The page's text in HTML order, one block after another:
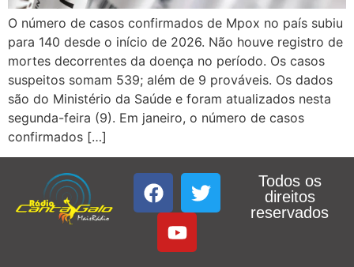
O número de casos confirmados de Mpox no país subiu
para 140 desde o início de 2026. Não houve registro de
mortes decorrentes da doença no período. Os casos
suspeitos somam 539; além de 9 prováveis. Os dados
são do Ministério da Saúde e foram atualizados nesta
segunda-feira (9). Em janeiro, o número de casos
confirmados […]
Todos os
direitos
reservados